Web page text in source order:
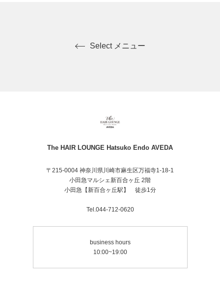
Select メニュー
The HAIR LOUNGE Hatsuko Endo AVEDA
〒215-0004 神奈川県川崎市麻生区万福寺1-18-1
小田急マルシェ新百合ヶ丘 2階
小田急【新百合ヶ丘駅】 徒歩1分
Tel.044-712-0620
business hours
10:00~19:00